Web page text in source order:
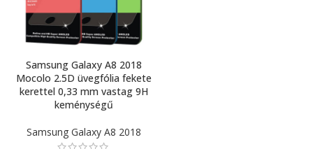
Samsung Galaxy A8 2018
Mocolo 2.5D üvegfólia fekete
kerettel 0,33 mm vastag 9H
keménységű
Samsung Galaxy A8 2018